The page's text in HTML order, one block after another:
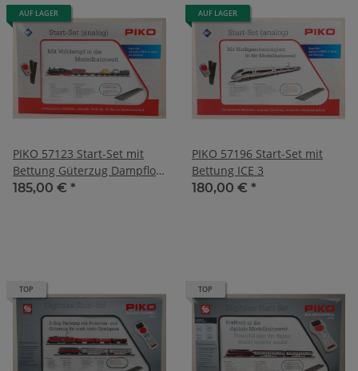
AUF LAGER
PIKO 57123 Start-Set mit
Bettung Güterzug Dampflok
G7 mit 5 Güterwagen
185,00 € *
AUF LAGER
PIKO 57196 Start-Set mit
Bettung ICE 3
180,00 € *
TOP TOP